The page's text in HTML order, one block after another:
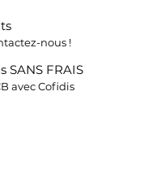
nous !
SANS FRAIS
avec Cofidis